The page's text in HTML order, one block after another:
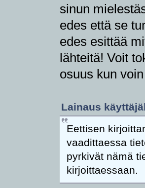
sinun
edes että se
edes esittää
lähteitä! Voit
osuus kun
Lainaus
Eettisen
vaadittaessa
pyrkivät nämä
kirjoittaessaan.